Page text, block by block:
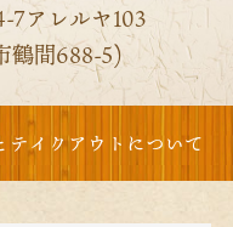
7アレルヤ103
鶴間688-5)
テイクアウトについて